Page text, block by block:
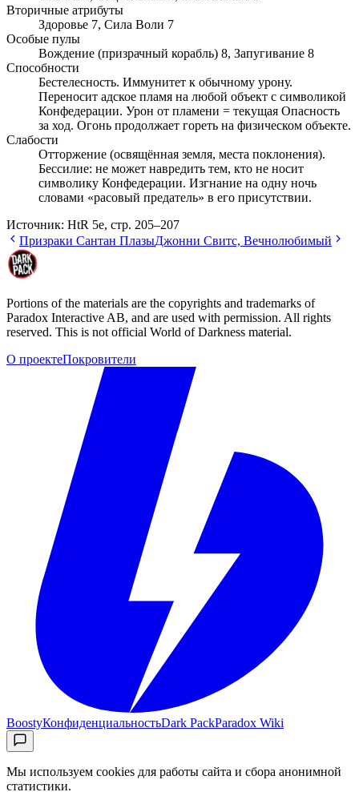
Вторичные атрибуты
Здоровье 7, Сила Воли 7
Особые пулы
Вождение (призрачный корабль) 8, Запугивание 8
Способности
Бестелесность. Иммунитет к обычному урону.
Переносит адское пламя на любой объект с символикой
Конфедерации. Урон от пламени = текущая Опасность
за ход. Огонь продолжает гореть на физическом объекте.
Слабости
Отторжение (освящённая земля, места поклонения).
Бессилие: не может навредить тем, кто не носит
символику Конфедерации. Изгнание на одну ночь
словами «расовый предатель» в его присутствии.
Источник: HtR 5e, стр. 205–207
Призраки Сантан ПлазыДжонни Свитс, Вечнолюбимый
Portions of the materials are the copyrights and trademarks of
Paradox Interactive AB, and are used with permission. All rights
reserved. This is not official World of Darkness material.
О проектеПокровители
BoostyКонфиденциальностьDark PackParadox Wiki
Мы используем cookies для работы сайта и сбора анонимной
статистики.